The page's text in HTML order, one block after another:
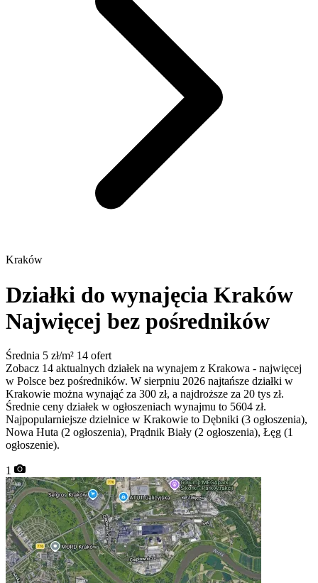
Kraków
Działki do wynajęcia Kraków
Najwięcej bez pośredników
Średnia 5 zł/m² 14 ofert
Zobacz 14 aktualnych działek na wynajem z Krakowa - najwięcej
w Polsce bez pośredników. W sierpniu 2026 najtańsze działki w
Krakowie można wynająć za 300 zł, a najdroższe za 20 tys zł.
Średnie ceny działek w ogłoszeniach wynajmu to 5604 zł.
Najpopularniejsze dzielnice w Krakowie to Dębniki (3 ogłoszenia),
Nowa Huta (2 ogłoszenia), Prądnik Biały (2 ogłoszenia), Łęg (1
ogłoszenie).
1